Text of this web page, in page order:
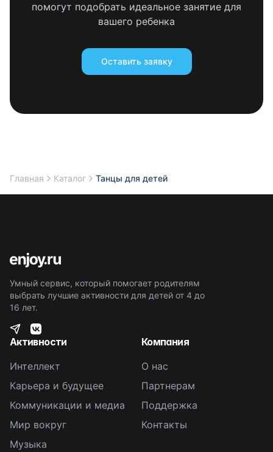
помогут подобрать идеальное занятие для
вашего ребенка
Оставить заявку
Главная Каталог Танцы для детей
Умный сервис, который помогает родителям
выбрать лучшие активности для детей от 4 до
16 лет.
Активности
Интеллект
Карьера и будущее
Коммуникации и медиа
Мир вокруг
Музыка
Компания
О нас
Партнерам
Поддержка
Контакты